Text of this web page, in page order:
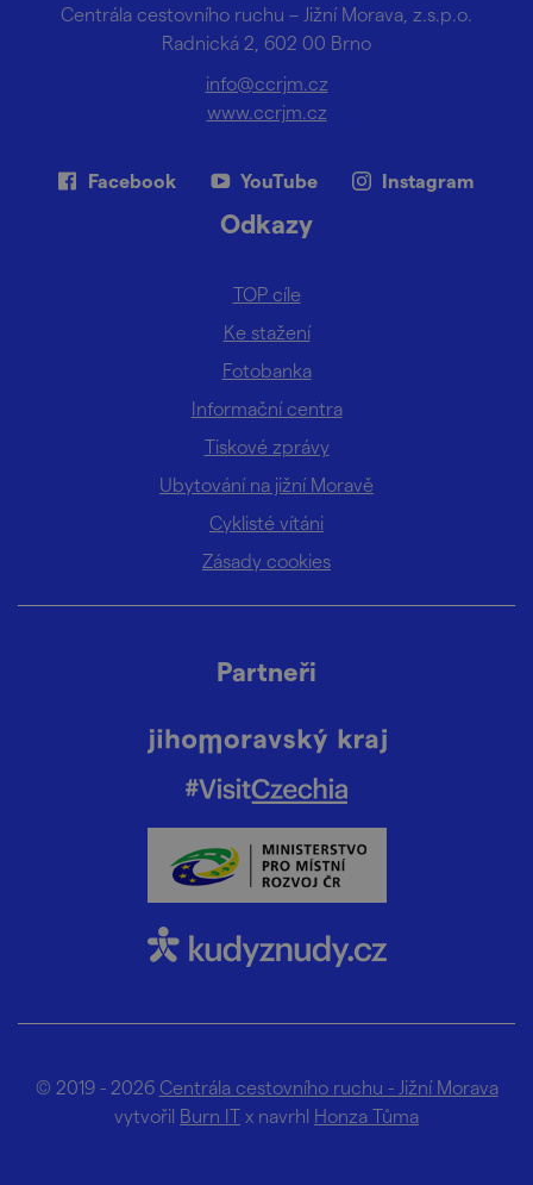
Centrála cestovního ruchu – Jižní Morava, z.s.p.o.
Radnická 2, 602 00 Brno
info@ccrjm.cz
www.ccrjm.cz
Facebook YouTube Instagram
Odkazy
TOP cíle
Ke stažení
Fotobanka
Informační centra
Tiskové zprávy
Ubytování na jižní Moravě
Cyklisté vítáni
Zásady cookies
Partneři
© 2019 - 2026 Centrála cestovního ruchu - Jižní Morava
vytvořil Burn IT x navrhl Honza Tůma